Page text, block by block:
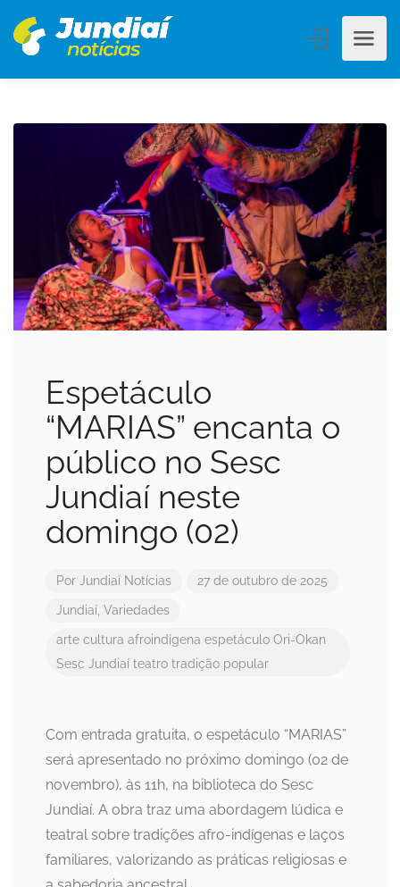
Espetáculo
“MARIAS” encanta o
público no Sesc
Jundiaí neste
domingo (02)
Por Jundiaí Notícias 27 de outubro de 2025
Jundiaí, Variedades
arte cultura afroindígena espetáculo Ori-Okan
Sesc Jundiaí teatro tradição popular
Com entrada gratuita, o espetáculo “MARIAS”
será apresentado no próximo domingo (02 de
novembro), às 11h, na biblioteca do Sesc
Jundiaí. A obra traz uma abordagem lúdica e
teatral sobre tradições afro-indígenas e laços
familiares, valorizando as práticas religiosas e